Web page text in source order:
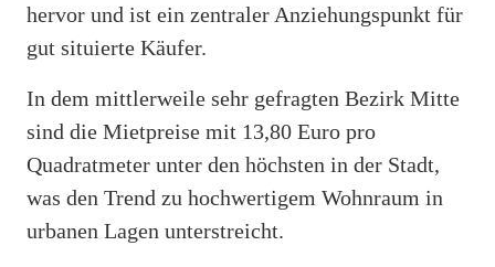
hervor und ist ein zentraler Anziehungspunkt für
gut situierte Käufer.
In dem mittlerweile sehr gefragten Bezirk Mitte
sind die Mietpreise mit 13,80 Euro pro
Quadratmeter unter den höchsten in der Stadt,
was den Trend zu hochwertigem Wohnraum in
urbanen Lagen unterstreicht.